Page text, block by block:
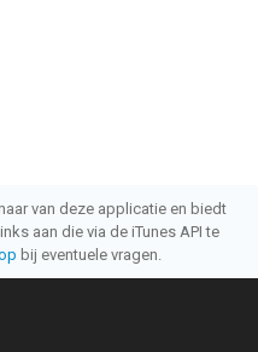
van deze applicatie en biedt
aan die via de iTunes API te
bij eventuele vragen.